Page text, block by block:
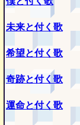
未来と付く歌
希望と付く歌
奇跡と付く歌
運命と付く歌